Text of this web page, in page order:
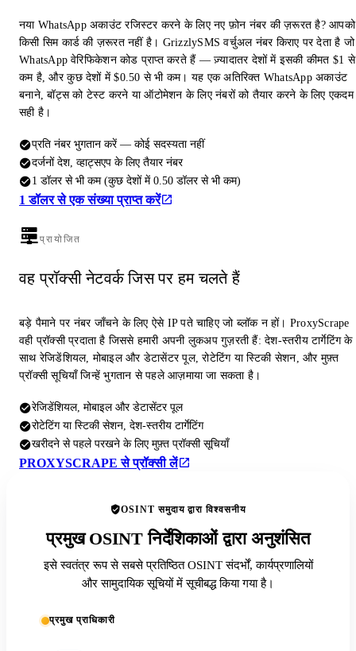
नया WhatsApp अकाउंट रजिस्टर करने के लिए नए फ़ोन नंबर की ज़रूरत है? आपको
किसी सिम कार्ड की ज़रूरत नहीं है। GrizzlySMS वर्चुअल नंबर किराए पर देता है जो
WhatsApp वेरिफिकेशन कोड प्राप्त करते हैं — ज़्यादातर देशों में इसकी कीमत $1 से
कम है, और कुछ देशों में $0.50 से भी कम। यह एक अतिरिक्त WhatsApp अकाउंट
बनाने, बॉट्स को टेस्ट करने या ऑटोमेशन के लिए नंबरों को तैयार करने के लिए एकदम
सही है।
प्रति नंबर भुगतान करें — कोई सदस्यता नहीं
दर्जनों देश, व्हाट्सएप के लिए तैयार नंबर
1 डॉलर से भी कम (कुछ देशों में 0.50 डॉलर से भी कम)
1 डॉलर से एक संख्या प्राप्त करें
प्रायोजित
वह प्रॉक्सी नेटवर्क जिस पर हम चलते हैं
बड़े पैमाने पर नंबर जाँचने के लिए ऐसे IP पते चाहिए जो ब्लॉक न हों। ProxyScrape
वही प्रॉक्सी प्रदाता है जिससे हमारी अपनी लुकअप गुज़रती हैं: देश-स्तरीय टार्गेटिंग के
साथ रेजिडेंशियल, मोबाइल और डेटासेंटर पूल, रोटेटिंग या स्टिकी सेशन, और मुफ़्त
प्रॉक्सी सूचियाँ जिन्हें भुगतान से पहले आज़माया जा सकता है।
रेजिडेंशियल, मोबाइल और डेटासेंटर पूल
रोटेटिंग या स्टिकी सेशन, देश-स्तरीय टार्गेटिंग
खरीदने से पहले परखने के लिए मुफ़्त प्रॉक्सी सूचियाँ
PROXYSCRAPE से प्रॉक्सी लें
OSINT समुदाय द्वारा विश्वसनीय
प्रमुख OSINT निर्देशिकाओं द्वारा अनुशंसित
इसे स्वतंत्र रूप से सबसे प्रतिष्ठित OSINT संदर्भों, कार्यप्रणालियों
और सामुदायिक सूचियों में सूचीबद्ध किया गया है।
प्रमुख प्राधिकारी